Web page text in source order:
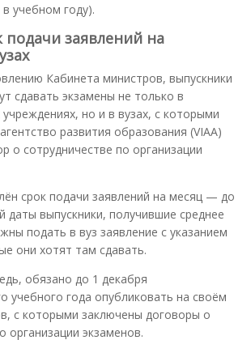
учебном году).
подачи заявлений на
Кабинета министров, выпускники
сдавать экзамены не только в
но и в вузах, с которыми
развития образования (VIAA)
о сотрудничестве по организации
срок подачи заявлений на месяц — до
даты выпускники, получившие среднее
подать в вуз заявление с указанием
они хотят там сдавать.
обязано до 1 декабря
учебного года опубликовать на своём
с которыми заключены договоры о
организации экзаменов.